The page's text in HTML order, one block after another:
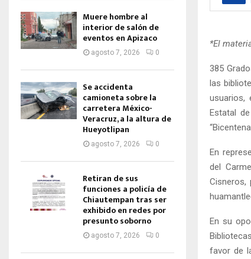
*El
385
las
usuarios,
Estatal
En
del
En su
favor de
Muere hombre al
interior de salón de
eventos en Apizaco
agosto 7, 2026 0
Se accidenta
camioneta sobre la
carretera México-
Veracruz, a la altura de
Hueyotlipan
agosto 7, 2026 0
Retiran de sus
funciones a policía de
Chiautempan tras ser
exhibido en redes por
presunto soborno
agosto 7, 2026 0